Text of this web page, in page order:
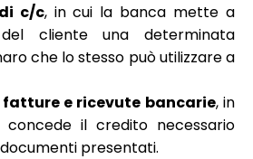
c/c, in cui la banca mette a
del cliente una determinata
che lo stesso può utilizzare a
fatture e ricevute bancarie, in
il credito necessario
presentati.